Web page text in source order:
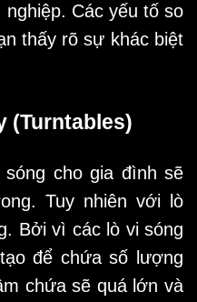
Các yếu tố so
thấy rõ sự khác biệt
(Turntables)
cho gia đình sẽ
Tuy nhiên với lò
Bởi vì các lò vi sóng
để chứa số lượng
chứa sẽ quá lớn và